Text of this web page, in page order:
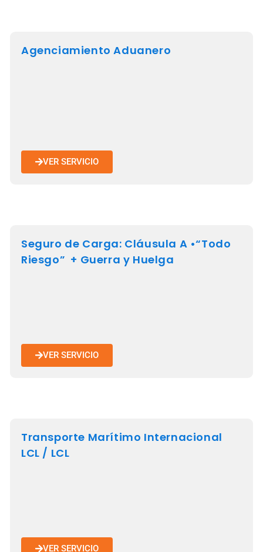
Agenciamiento Aduanero
VER SERVICIO
Seguro de Carga: Cláusula A •“Todo
Riesgo” + Guerra y Huelga
VER SERVICIO
Transporte Marítimo Internacional
LCL / LCL
VER SERVICIO